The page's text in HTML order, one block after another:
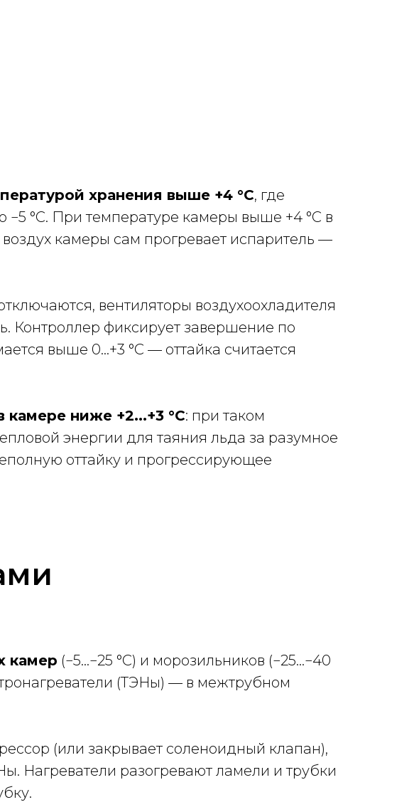
хранения выше +4 °C, где
−5 °C. При температуре камеры выше +4 °C в
камеры сам прогревает испаритель —
вентиляторы воздухоохладителя
Контроллер фиксирует завершение по
выше 0...+3 °C — оттайка считается
ниже +2...+3 °C: при таком
энергии для таяния льда за разумное
оттайку и прогрессирующее
камер (−5…−25 °C) и морозильников (−25…−40
(ТЭНы) — в межтрубном
(или закрывает соленоидный клапан),
Нагреватели разогревают ламели и трубки